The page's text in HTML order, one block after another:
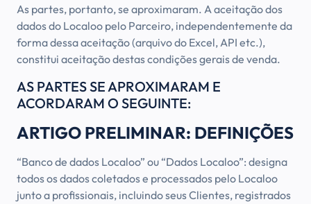
As partes, portanto, se aproximaram. A aceitação dos
dados do Localoo pelo Parceiro, independentemente da
forma dessa aceitação (arquivo do Excel, API etc.),
constitui aceitação destas condições gerais de venda.
AS PARTES SE APROXIMARAM E
ACORDARAM O SEGUINTE:
ARTIGO PRELIMINAR: DEFINIÇÕES
“Banco de dados Localoo” ou “Dados Localoo”: designa
todos os dados coletados e processados pelo Localoo
junto a profissionais, incluindo seus Clientes, registrados